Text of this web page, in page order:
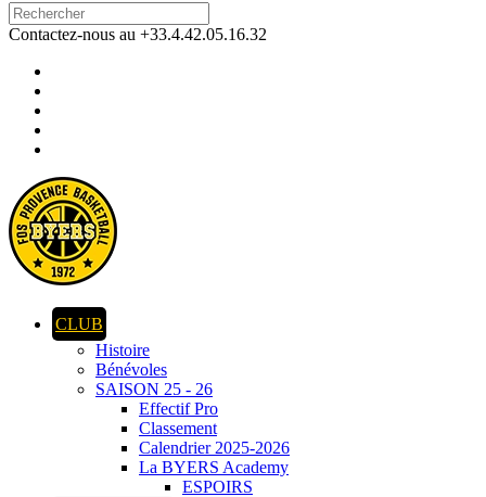
Contactez-nous au +33.4.42.05.16.32
CLUB
Histoire
Bénévoles
SAISON 25 - 26
Effectif Pro
Classement
Calendrier 2025-2026
La BYERS Academy
ESPOIRS